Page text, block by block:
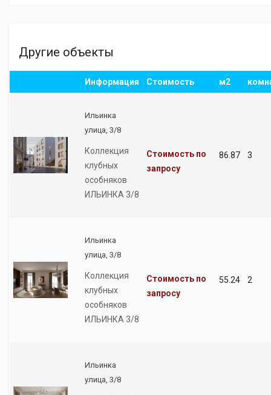
Другие объекты
Информация Стоимость м2
Ильинка
улица, 3/8
Коллекция
клубных
особняков
ИЛЬИНКА 3/8
Стоимость по
запросу
86.87 3
Ильинка
улица, 3/8
Коллекция
клубных
особняков
ИЛЬИНКА 3/8
Стоимость по
запросу
55.24 2
Ильинка
улица, 3/8